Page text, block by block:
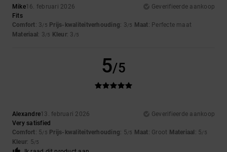
Mike16. februari 2026
Geverifieerde aankoop
Fits
Comfort: 3/5 Prijs-kwaliteitverhouding: 3/5 Maat: Perfecte maat
Materiaal : 3/5 Kleur: 3 /5
5/5
Alexandre13. februari 2026
Geverifieerde aankoop
Very satisfied
Comfort: 5/5 Prijs-kwaliteitverhouding: 5/5 Maat: Groot Materiaal : 5/5
Kleur: 5/5